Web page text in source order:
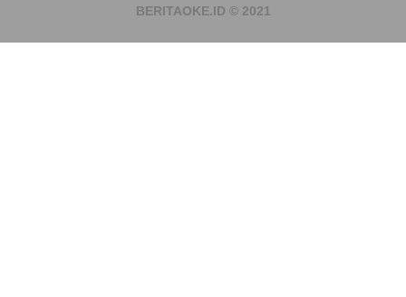
BERITAOKE.ID © 2021